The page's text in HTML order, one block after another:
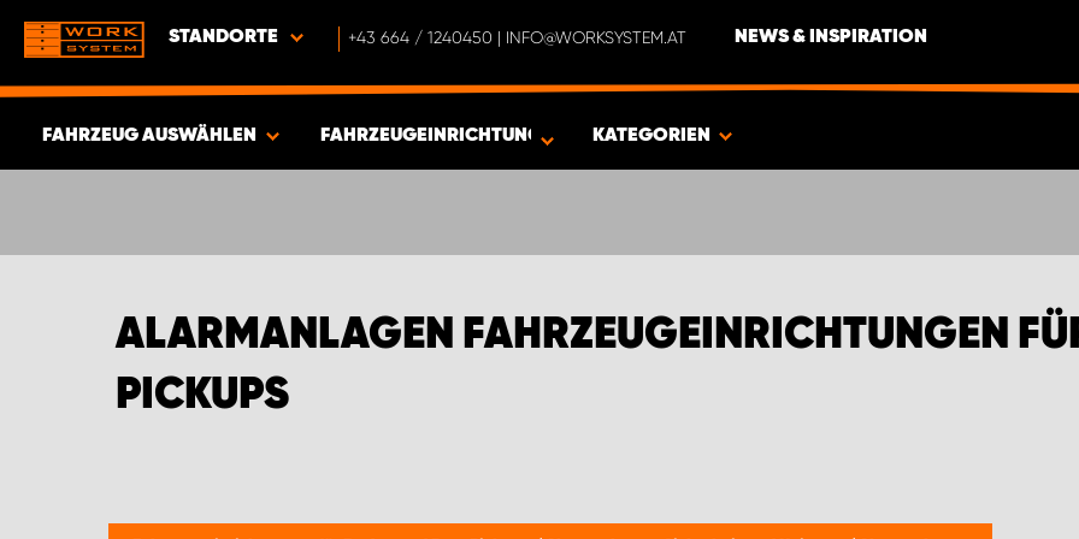
STANDORTE +43 664 / 1240450 | INFO@WORKSYSTEM.AT NEWS & INSPIRATION
FAHRZEUG AUSWÄHLEN
ARTIKEL
FAHRZEUGEINRICHTUNGEN FÜR DODGE UND RAM PICKUPS
KATEGORIEN
ALARMANLAGEN FAHRZEUGEINRICHTUNGEN
PICKUPS